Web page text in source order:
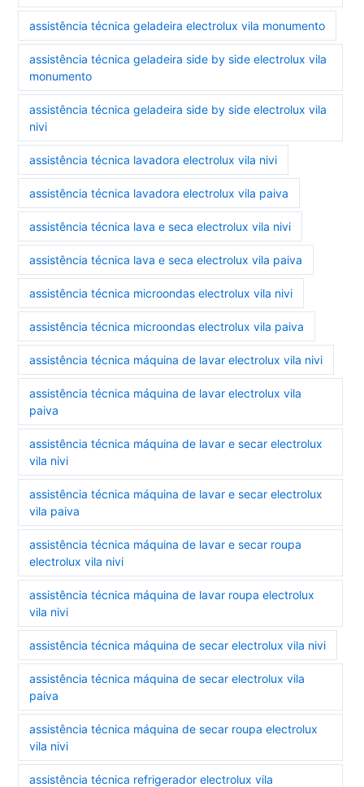
assistência técnica geladeira electrolux vila monumento
assistência técnica geladeira side by side electrolux vila
monumento
assistência técnica geladeira side by side electrolux vila
nivi
assistência técnica lavadora electrolux vila nivi
assistência técnica lavadora electrolux vila paiva
assistência técnica lava e seca electrolux vila nivi
assistência técnica lava e seca electrolux vila paiva
assistência técnica microondas electrolux vila nivi
assistência técnica microondas electrolux vila paiva
assistência técnica máquina de lavar electrolux vila nivi
assistência técnica máquina de lavar electrolux vila
paiva
assistência técnica máquina de lavar e secar electrolux
vila nivi
assistência técnica máquina de lavar e secar electrolux
vila paiva
assistência técnica máquina de lavar e secar roupa
electrolux vila nivi
assistência técnica máquina de lavar roupa electrolux
vila nivi
assistência técnica máquina de secar electrolux vila nivi
assistência técnica máquina de secar electrolux vila
paiva
assistência técnica máquina de secar roupa electrolux
vila nivi
assistência técnica refrigerador electrolux vila